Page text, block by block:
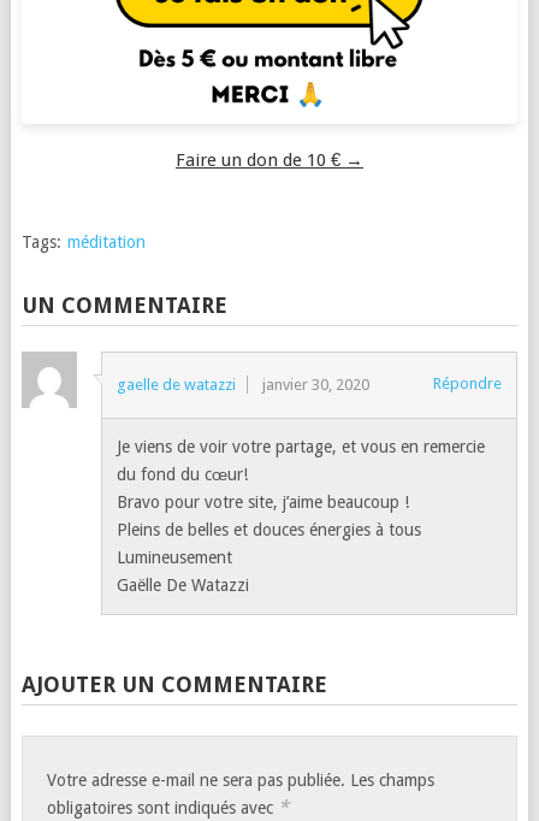
Faire un don de 10 € →
Tags: méditation
UN COMMENTAIRE
gaelle de watazzi janvier 30, 2020 Répondre
Je viens de voir votre partage, et vous en remercie
du fond du cœur!
Bravo pour votre site, j’aime beaucoup !
Pleins de belles et douces énergies à tous
Lumineusement
Gaëlle De Watazzi
AJOUTER UN COMMENTAIRE
Votre adresse e-mail ne sera pas publiée. Les champs
obligatoires sont indiqués avec *